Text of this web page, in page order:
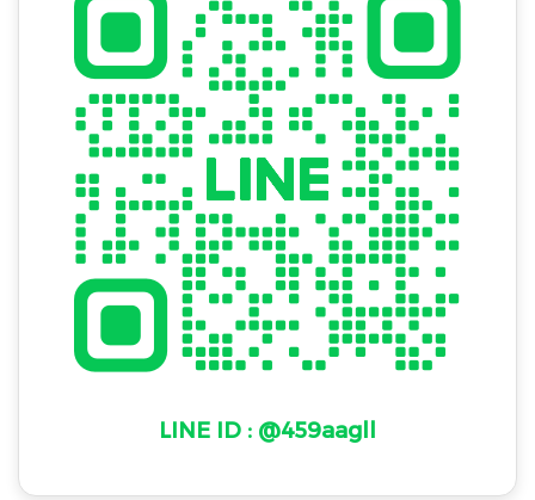
LINE ID : @459aagll